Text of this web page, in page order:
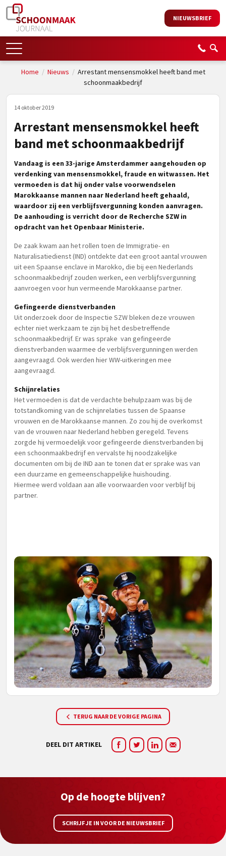
NIEUWSBRIEF
Home / Nieuws / Arrestant mensensmokkel heeft band met
schoonmaakbedrijf
14 oktober 2019
Arrestant mensensmokkel heeft
band met schoonmaakbedrijf
Vandaag is een 33-jarige Amsterdammer aangehouden op
verdenking van mensensmokkel, fraude en witwassen. Het
vermoeden is dat hij onder valse voorwendselen
Marokkaanse mannen naar Nederland heeft gehaald,
waardoor zij een verblijfsvergunning konden aanvragen.
De aanhouding is verricht door de Recherche SZW in
opdracht van het Openbaar Ministerie.
De zaak kwam aan het rollen toen de Immigratie- en
Naturalisatiedienst (IND) ontdekte dat een groot aantal vrouwen
uit een Spaanse enclave in Marokko, die bij een Nederlands
schoonmaakbedrijf zouden werken, een verblijfsvergunning
aanvroegen voor hun vermeende Marokkaanse partner.
Gefingeerde dienstverbanden
Uit onderzoek door de Inspectie SZW bleken deze vrouwen
echter niet werkzaam te zijn bij het desbetreffende
schoonmaakbedrijf. Er was sprake van gefingeerde
dienstverbanden waarmee de verblijfsvergunningen werden
aangevraagd. Ook werden hier WW-uitkeringen mee
aangevraagd.
Schijnrelaties
Het vermoeden is dat de verdachte behulpzaam was bij de
totstandkoming van de schijnrelaties tussen de Spaanse
vrouwen en de Marokkaanse mannen. Zo zou hij de overkomst
van de vrouwen naar Nederland hebben geregeld. Tevens
zorgde hij vermoedelijk voor gefingeerde dienstverbanden bij
een schoonmaakbedrijf en vervalste hij noodzakelijke
documenten om bij de IND aan te tonen dat er sprake was van
een duurzame en gemeenschappelijke huishouding.
Hiermee werd voldaan aan alle voorwaarden voor verblijf bij
partner.
TERUG NAAR DE VORIGE PAGINA
DEEL DIT ARTIKEL
Op de hoogte blijven?
SCHRIJF JE IN VOOR DE NIEUWSBRIEF